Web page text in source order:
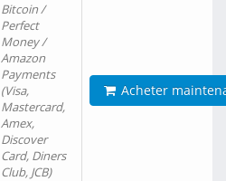
Bitcoin /
Perfect
Money /
Amazon
Payments
(Visa,
Mastercard,
Amex,
Discover
Card, Diners
Club, JCB)
Acheter